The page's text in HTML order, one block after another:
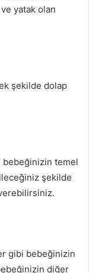
yatak olan
şekilde dolap
bebeğinizin temel
şekilde
gibi bebeğinizin
diğer